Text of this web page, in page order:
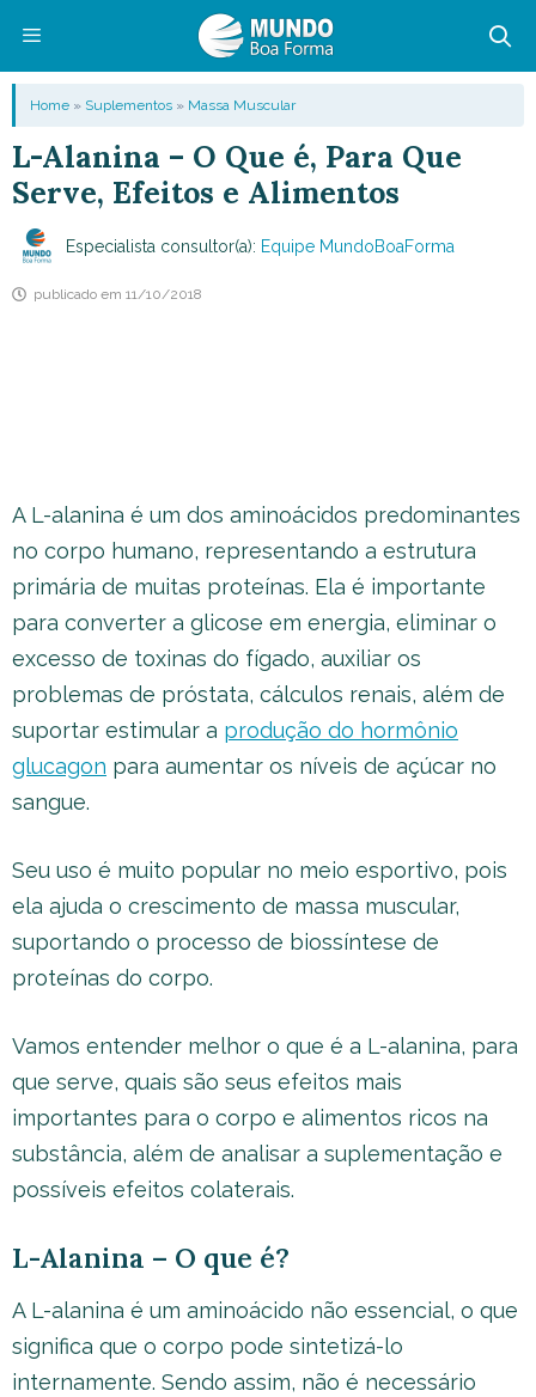
conteúdo
Menu
Home » Suplementos » Massa Muscular
L-Alanina – O Que é, Para Que
Serve, Efeitos e Alimentos
Especialista consultor(a): Equipe MundoBoaForma
publicado em 11/10/2018
A L-alanina é um dos aminoácidos predominantes
no corpo humano, representando a estrutura
primária de muitas proteínas. Ela é importante
para converter a glicose em energia, eliminar o
excesso de toxinas do fígado, auxiliar os
problemas de próstata, cálculos renais, além de
suportar estimular a produção do hormônio
glucagon para aumentar os níveis de açúcar no
sangue.
Seu uso é muito popular no meio esportivo, pois
ela ajuda o crescimento de massa muscular,
suportando o processo de biossíntese de
proteínas do corpo.
Vamos entender melhor o que é a L-alanina, para
que serve, quais são seus efeitos mais
importantes para o corpo e alimentos ricos na
substância, além de analisar a suplementação e
possíveis efeitos colaterais.
L-Alanina – O que é?
A L-alanina é um aminoácido não essencial, o que
significa que o corpo pode sintetizá-lo
internamente. Sendo assim, não é necessário